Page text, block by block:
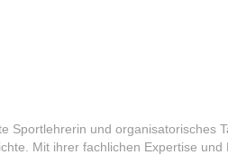
Sportlehrerin und organisatorisches
Mit ihrer fachlichen Expertise